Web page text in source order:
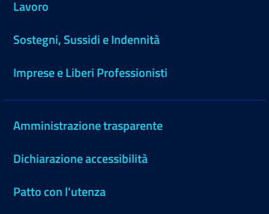
Lavoro
Sostegni, Sussidi e Indennità
Imprese e Liberi Professionisti
Amministrazione trasparente
Dichiarazione accessibilità
Patto con l'utenza